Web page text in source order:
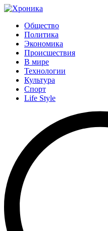
Общество
Политика
Экономика
Происшествия
В мире
Технологии
Культура
Спорт
Life Style